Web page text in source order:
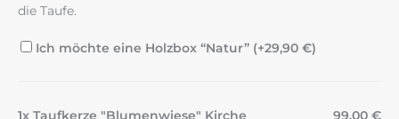
die Taufe.
Ich möchte eine Holzbox “Natur” (+29,90 €)
1x Taufkerze "Blumenwiese" Kirche 99,00 €